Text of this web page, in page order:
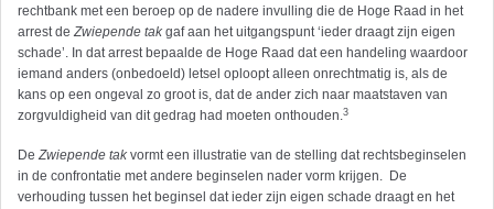
rechtbank met een beroep op de nadere invulling die de Hoge Raad in het
arrest deZwiepende tak gaf aan het uitgangspunt ‘ieder draagt zijn eigen
schade’. In dat arrest bepaalde de Hoge Raad dat een handeling waardoor
iemand anders (onbedoeld) letsel oploopt alleen onrechtmatig is, als de
kans op een ongeval zo groot is, dat de ander zich naar maatstaven van
zorgvuldigheid van dit gedrag had moeten onthouden.3
DeZwiepende tak vormt een illustratie van de stelling dat rechtsbeginselen
in de confrontatie met andere beginselen nader vorm krijgen. De
verhouding tussen het beginsel dat ieder zijn eigen schade draagt en het